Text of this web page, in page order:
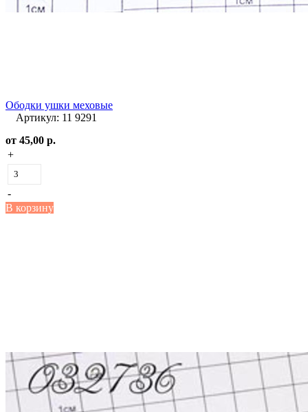
Ободки ушки меховые
Артикул: 11 9291
от 45,00 р.
+
-
В корзину